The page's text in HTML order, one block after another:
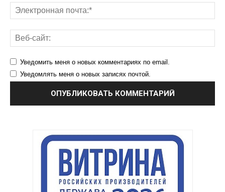
Уведомить меня о новых комментариях по email.
Уведомлять меня о новых записях почтой.